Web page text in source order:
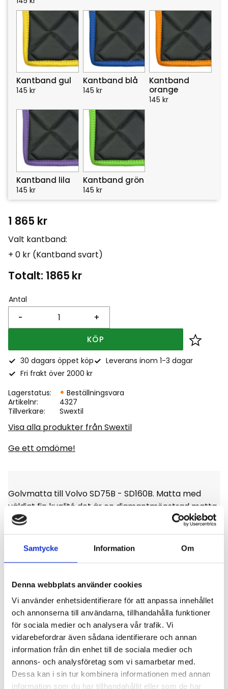
Samtycke Information Om
Denna webbplats använder cookies
Vi använder enhetsidentifierare för att anpassa innehållet
och annonserna till användarna, tillhandahålla funktioner
för sociala medier och analysera vår trafik. Vi
vidarebefordrar även sådana identifierare och annan
information från din enhet till de sociala medier och
annons- och analysföretag som vi samarbetar med.
Dessa kan i sin tur kombinera informationen med annan
information som du har tillhandahållit eller som de har
Kantband gul
145 kr
Kantband blå
145 kr
Kantband
orange
145 kr
Kantband lila
145 kr
Kantband grön
145 kr
1 865 kr
Valt kantband:
+ 0 kr (Kantband svart)
Totalt: 1865 kr
Antal
+
-
KÖP Lägg
30 dagars öppet köp
Leverans inom 1-3 dagar
Fri frakt över 2000 kr
Lagerstatus
Beställningsvara
Artikelnr
4327
Tillverkare
Swextil
Visa alla produkter från Swextil
Ge ett omdöme!
Golvmatta till Volvo SD75B - SD160B. Matta med
väldigt fin kvalité det är en diamantmönstrad matta
med stoppning, enligt bild.
Omdömen
Du
Klicka på en stjärna för att sätta ditt betyg